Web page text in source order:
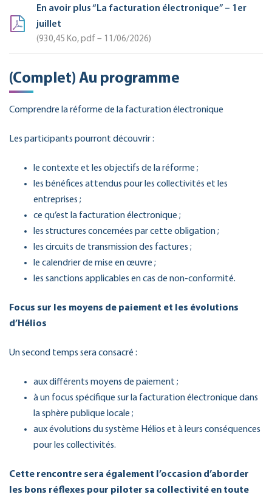
En avoir plus “La facturation électronique” – 1er
juillet
930,45 Ko, pdf – 11/06/2026
(Complet) Au programme
Comprendre la réforme de la facturation électronique
Les participants pourront découvrir :
le contexte et les objectifs de la réforme ;
les bénéfices attendus pour les collectivités et les
entreprises ;
ce qu’est la facturation électronique ;
les structures concernées par cette obligation ;
les circuits de transmission des factures ;
le calendrier de mise en œuvre ;
les sanctions applicables en cas de non-conformité.
Focus sur les moyens de paiement et les évolutions
d’Hélios
Un second temps sera consacré :
aux différents moyens de paiement ;
à un focus spécifique sur la facturation électronique dans
la sphère publique locale ;
aux évolutions du système Hélios et à leurs conséquences
pour les collectivités.
Cette rencontre sera également l’occasion d’aborder
les bons réflexes pour piloter sa collectivité en toute